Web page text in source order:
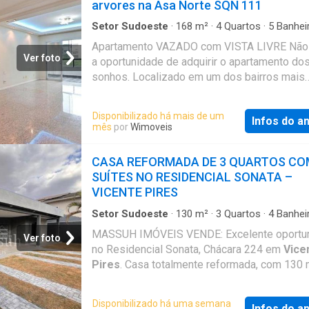
Arniqueiras — Fácil acesso ao Park Way e
vias — Região com comér
Ver foto
arvores na Asa Norte SQN 111
Setor Sudoeste · 168 m² · 4Quartos · 5
Apartamento VAZADO com VISTA LIVRE
a oportunidade de adquirir o apartamento
sonhos. Localizado em um dos bairros mais
conforto e sofisticação em cada detalhe. O
apartamento possui 168,54 m² de área,
praticidade e comodidade para toda a família.
do excelente espaço interno, o condomínio
com infraestrutura completa de lazer,
de festas, comodidades que proporcionam
momentos de descanso, diversão e
imóvel ideal para quem busca qualidade de
elegância e bem-estar em uma das melhores
a oferecer. Um novo padrão de vida espera
Disponibilizado há mais de um
mês porWimoveis Infos do
Ver foto
CASA REFORMADA DE 3 QUARTOS
SUÍTES NO RESIDENCIAL SONATA –
VICENTE PIRES
Setor Sudoeste · 130 m² · 3 Quartos · 4
Segurança
MASSUH IMÓVEIS VENDE: Excelente
no Residencial Sonata, Chácara 224 em
Pires. Casa totalmente reformada, com 130
800 m². Imóvel ideal para quem busca
Disponibilizado há uma semana